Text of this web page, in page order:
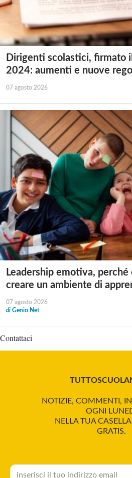
Dirigenti scolastici, firmato
2024: aumenti e nuove
07 agosto 2026
Leadership emotiva,
creare un ambiente di
07 agosto 2026
di Genio Net
Contattaci
NOTIZIE, COMMENTI,
OGNI
NELLA TUA
GRATIS.